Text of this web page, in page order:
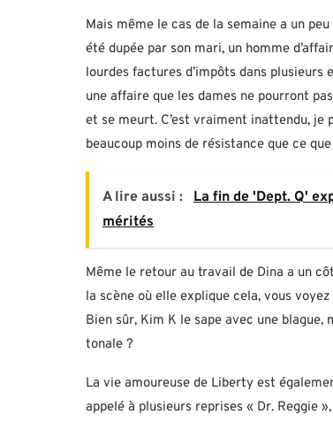
Mais même le cas de la semaine a un
été dupée par son mari, un homme
lourdes factures d’impôts dans
une affaire que les dames ne pourront
et se meurt. C’est vraiment inattendu, je
beaucoup moins de résistance que ce
A lire aussi : La fin de 'Dept. Q'
mérités
Même le retour au travail de Dina a un
la scène où elle explique cela, vous
Bien sûr, Kim K le sape avec une
tonale ?
La vie amoureuse de Liberty est
appelé à plusieurs reprises « Dr. Reggie